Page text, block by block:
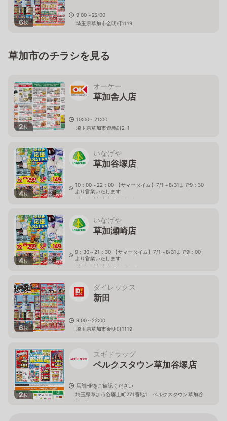
6枚
9:00～22:00
埼玉県草加市金明町1119
草加市のチラシを見る
2枚
オーケー
草加舎人店
10:00～21:00
埼玉県草加市遊馬町2-1
4枚
いなげや
草加谷塚店
10：00～22：00 【サマータイム】7/1～8/31まで9：30
より営業いたします
埼玉県草加市瀬崎1－9－1
4枚
いなげや
草加瀬崎店
9：30～21：30 【サマータイム】7/1～8/31まで9：00
より営業いたします
埼玉県草加市瀬崎2－5－22
6枚
ダイレックス
新田
9:00～22:00
埼玉県草加市金明町1119
2枚
スギドラッグ
ベルクスタウン草加谷塚店
店舗HPをご確認ください
埼玉県草加市谷塚上町271番地1 ベルクスタウン草加谷
塚 内